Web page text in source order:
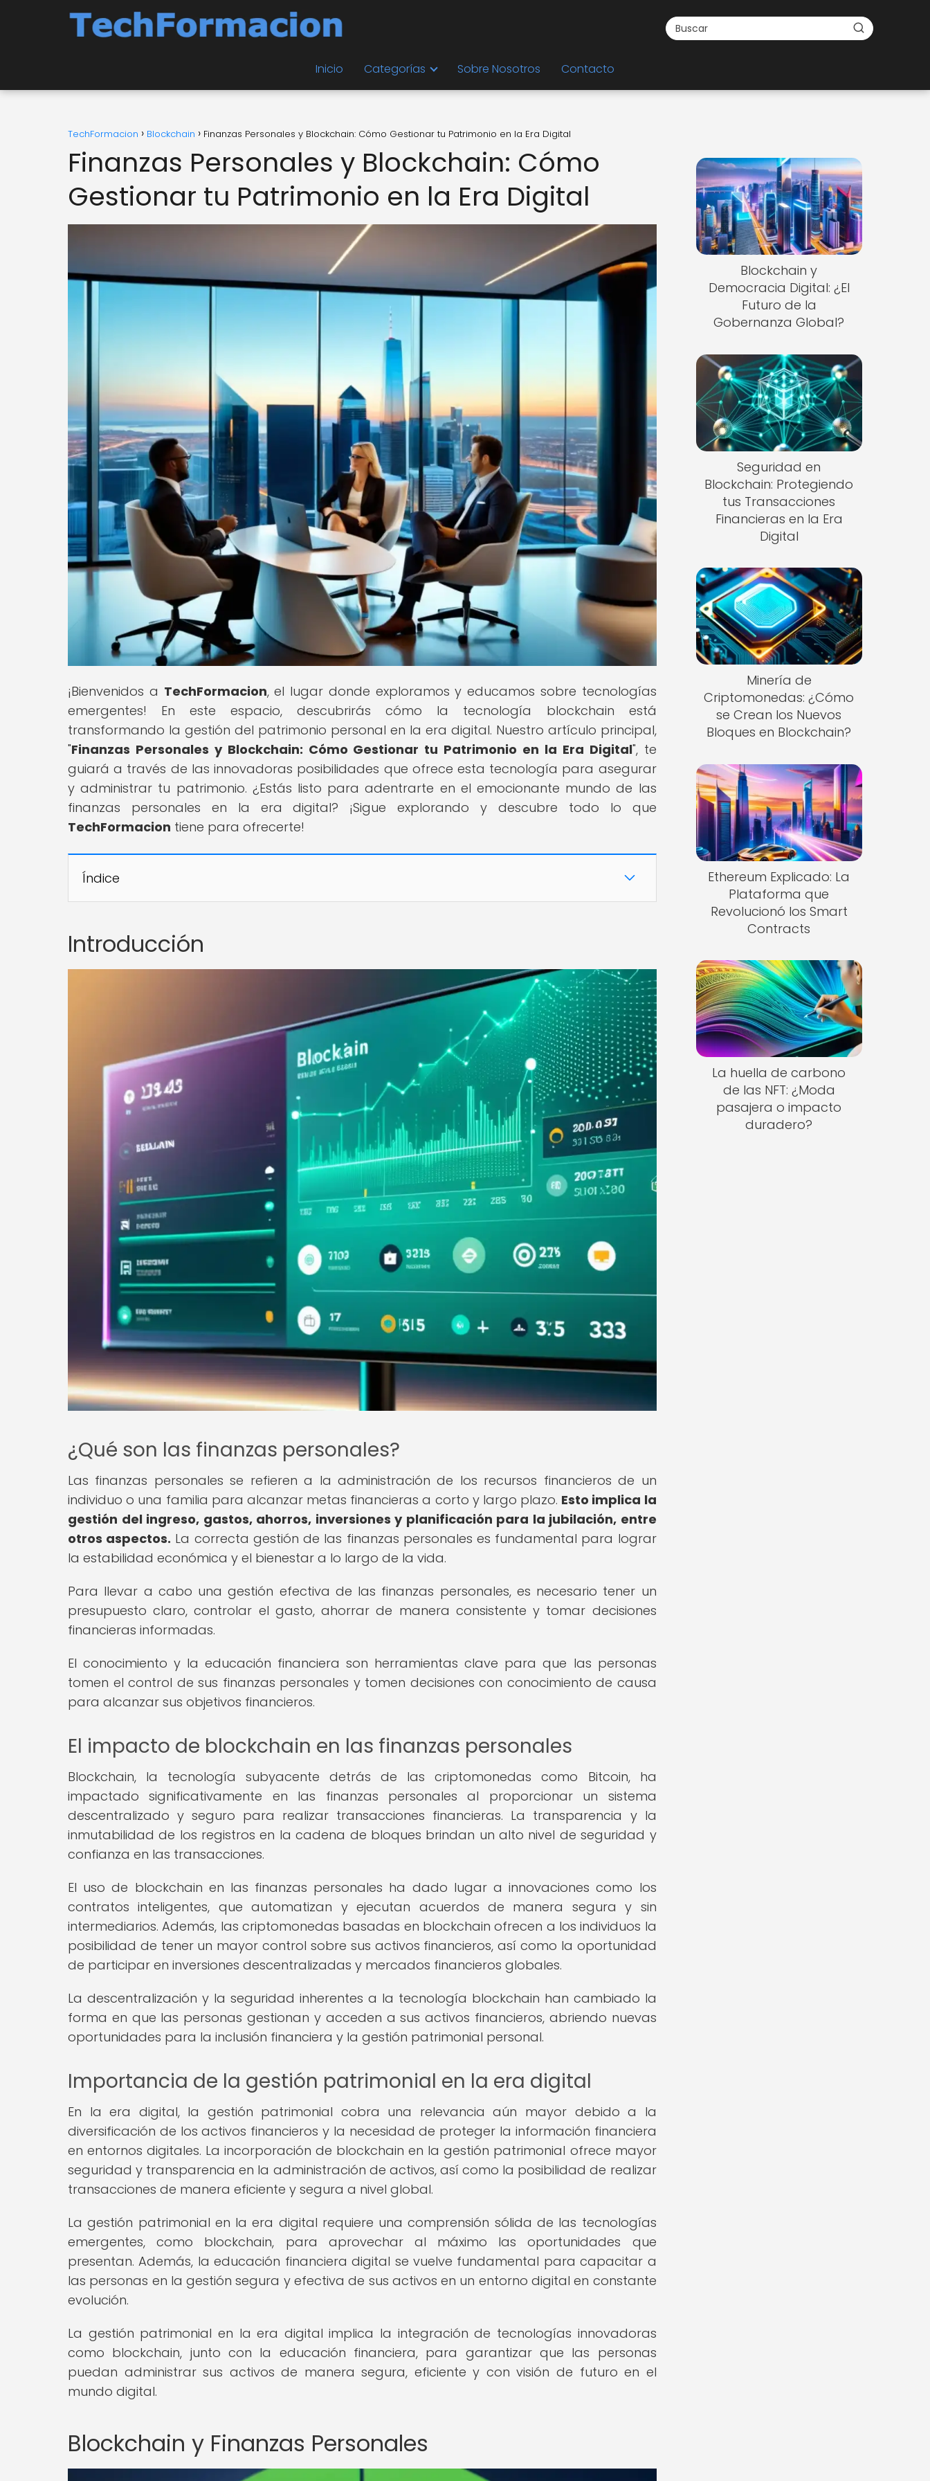
Inicio Categorías Sobre Nosotros Contacto
TechFormacion Blockchain Finanzas Personales y Blockchain: Cómo Gestionar tu Patrimonio en la Era Digital
Finanzas Personales y Blockchain: Cómo
Gestionar tu Patrimonio en la Era Digital
¡Bienvenidos a TechFormacion, el lugar donde exploramos y educamos sobre tecnologías
emergentes! En este espacio, descubrirás cómo la tecnología blockchain está
transformando la gestión del patrimonio personal en la era digital. Nuestro artículo principal,
"Finanzas Personales y Blockchain: Cómo Gestionar tu Patrimonio en la Era Digital", te
guiará a través de las innovadoras posibilidades que ofrece esta tecnología para asegurar
y administrar tu patrimonio. ¿Estás listo para adentrarte en el emocionante mundo de las
finanzas personales en la era digital? ¡Sigue explorando y descubre todo lo que
TechFormacion tiene para ofrecerte!
Índice
Introducción
¿Qué son las finanzas personales?
Las finanzas personales se refieren a la administración de los recursos financieros de un
individuo o una familia para alcanzar metas financieras a corto y largo plazo. Esto implica la
gestión del ingreso, gastos, ahorros, inversiones y planificación para la jubilación, entre
otros aspectos. La correcta gestión de las finanzas personales es fundamental para lograr
la estabilidad económica y el bienestar a lo largo de la vida.
Para llevar a cabo una gestión efectiva de las finanzas personales, es necesario tener un
presupuesto claro, controlar el gasto, ahorrar de manera consistente y tomar decisiones
financieras informadas.
El conocimiento y la educación financiera son herramientas clave para que las personas
tomen el control de sus finanzas personales y tomen decisiones con conocimiento de causa
para alcanzar sus objetivos financieros.
El impacto de blockchain en las finanzas personales
Blockchain, la tecnología subyacente detrás de las criptomonedas como Bitcoin, ha
impactado significativamente en las finanzas personales al proporcionar un sistema
descentralizado y seguro para realizar transacciones financieras. La transparencia y la
inmutabilidad de los registros en la cadena de bloques brindan un alto nivel de seguridad y
confianza en las transacciones.
El uso de blockchain en las finanzas personales ha dado lugar a innovaciones como los
contratos inteligentes, que automatizan y ejecutan acuerdos de manera segura y sin
intermediarios. Además, las criptomonedas basadas en blockchain ofrecen a los individuos la
posibilidad de tener un mayor control sobre sus activos financieros, así como la oportunidad
de participar en inversiones descentralizadas y mercados financieros globales.
La descentralización y la seguridad inherentes a la tecnología blockchain han cambiado la
forma en que las personas gestionan y acceden a sus activos financieros, abriendo nuevas
oportunidades para la inclusión financiera y la gestión patrimonial personal.
Importancia de la gestión patrimonial en la era digital
En la era digital, la gestión patrimonial cobra una relevancia aún mayor debido a la
diversificación de los activos financieros y la necesidad de proteger la información financiera
en entornos digitales. La incorporación de blockchain en la gestión patrimonial ofrece mayor
seguridad y transparencia en la administración de activos, así como la posibilidad de realizar
transacciones de manera eficiente y segura a nivel global.
La gestión patrimonial en la era digital requiere una comprensión sólida de las tecnologías
emergentes, como blockchain, para aprovechar al máximo las oportunidades que
presentan. Además, la educación financiera digital se vuelve fundamental para capacitar a
las personas en la gestión segura y efectiva de sus activos en un entorno digital en constante
evolución.
La gestión patrimonial en la era digital implica la integración de tecnologías innovadoras
como blockchain, junto con la educación financiera, para garantizar que las personas
puedan administrar sus activos de manera segura, eficiente y con visión de futuro en el
mundo digital.
Blockchain y Finanzas Personales
Blockchain y
Democracia Digital: ¿El
Futuro de la
Gobernanza Global?
Seguridad en
Blockchain: Protegiendo
tus Transacciones
Financieras en la Era
Digital
Minería de
Criptomonedas: ¿Cómo
se Crean los Nuevos
Bloques en Blockchain?
Ethereum Explicado: La
Plataforma que
Revolucionó los Smart
Contracts
La huella de carbono
de las NFT: ¿Moda
pasajera o impacto
duradero?